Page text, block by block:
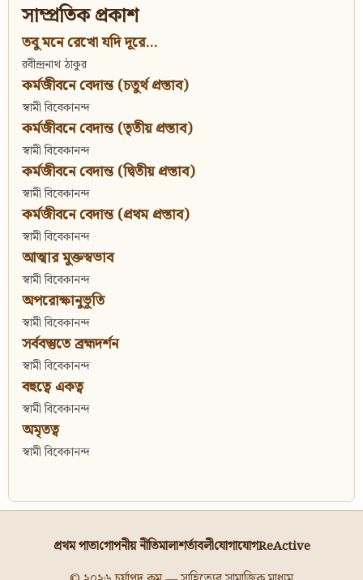
সাম্প্রতিক প্রকাশ
তবু মনে রেখো যদি দূরে...
রবীন্দ্রনাথ ঠাকুর
কর্মজীবনে বেদান্ত (চতুর্থ প্রস্তাব)
স্বামী বিবেকানন্দ
কর্মজীবনে বেদান্ত (তৃতীয় প্রস্তাব)
স্বামী বিবেকানন্দ
কর্মজীবনে বেদান্ত (দ্বিতীয় প্রস্তাব)
স্বামী বিবেকানন্দ
কর্মজীবনে বেদান্ত (প্রথম প্রস্তাব)
স্বামী বিবেকানন্দ
আত্মার মুক্তস্বভাব
স্বামী বিবেকানন্দ
অপরোক্ষানুভূতি
স্বামী বিবেকানন্দ
সর্ববস্তুতে ব্রহ্মদর্শন
স্বামী বিবেকানন্দ
বহুত্বে একত্ব
স্বামী বিবেকানন্দ
অমৃতত্ব
স্বামী বিবেকানন্দ
প্রথম পাতাগোপনীয় নীতিমালাশর্তাবলীযোগাযোগReActive